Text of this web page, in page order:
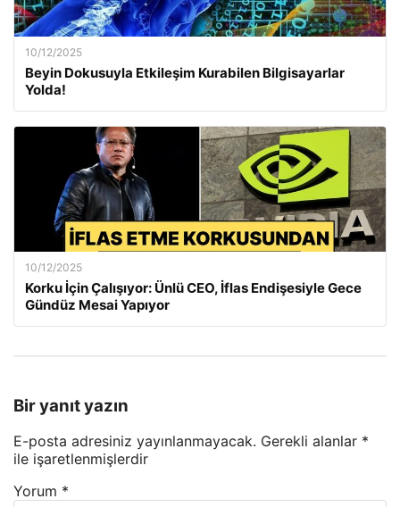
10/12/2025
Beyin Dokusuyla Etkileşim Kurabilen Bilgisayarlar
Yolda!
10/12/2025
Korku İçin Çalışıyor: Ünlü CEO, İflas Endişesiyle Gece
Gündüz Mesai Yapıyor
Bir yanıt yazın
E-posta adresiniz yayınlanmayacak. Gerekli alanlar *
ile işaretlenmişlerdir
Yorum *